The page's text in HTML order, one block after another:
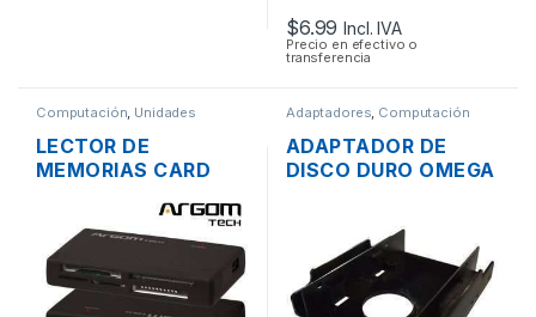
$6.99 Incl. IVA
Precio en efectivo o
transferencia
Computación Unidades
Opticas - Lectores
LECTOR DE
MEMORIAS CARD
ARGOM 88R USB 2.0
TODO EN 1
Adaptadores Computación
ADAPTADOR DE
DISCO DURO OMEGA